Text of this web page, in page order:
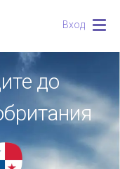
Вход
до